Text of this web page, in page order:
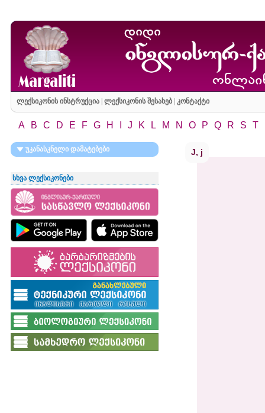
ლექსიკონის ინსტრუქცია| ლექსიკონის შესახებ| კონტაქტი
A B C D E F G H J K L M N O P Q R S T
უკანასკნელი დამატებები
სხვა ლექსიკონები
J, j